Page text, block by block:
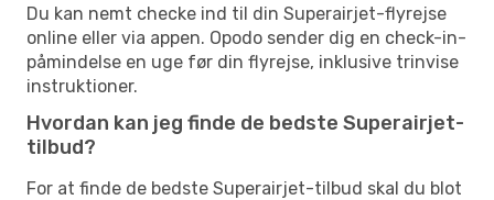
Du kan nemt checke ind til din Superairjet-flyrejse
online eller via appen. Opodo sender dig en check-in-
påmindelse en uge før din flyrejse, inklusive trinvise
instruktioner.
Hvordan kan jeg finde de bedste Superairjet-
tilbud?
For at finde de bedste Superairjet-tilbud skal du blot